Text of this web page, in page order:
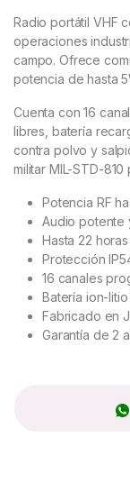
Radio portátil VHF
operaciones
campo. Ofrece
potencia de hasta
Cuenta con 16
libres, batería
contra polvo y
militar MIL-STD-
Potencia RF
Audio potente
Hasta 22
Protección
16 canales
Batería ion-
Fabricado en
Garantía de 2